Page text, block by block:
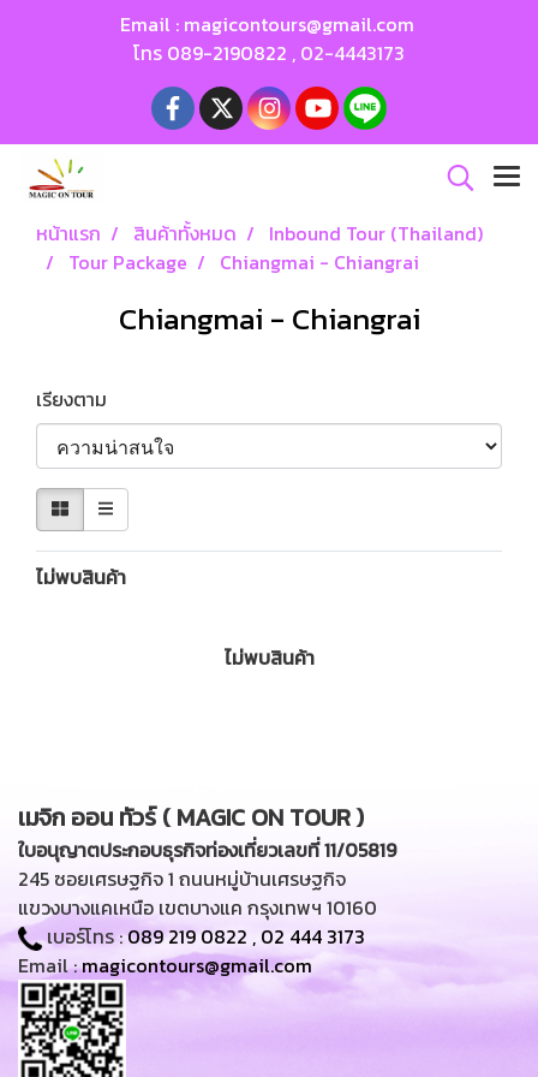
Email : magicontours@gmail.com
โทร 089-2190822 , 02-4443173
หน้าแรก สินค้าทั้งหมด
Inbound Tour (Thailand)
Tour Package
Chiangmai - Chiangrai
Chiangmai - Chiangrai
เรียงตาม
ไม่พบสินค้า
ไม่พบสินค้า
เมจิก ออน ทัวร์ ( MAGIC ON TOUR )
ใบอนุญาตประกอบธุรกิจท่องเที่ยวเลขที่ 11/05819
245 ซอยเศรษฐกิจ 1 ถนนหมู่บ้านเศรษฐกิจ
แขวงบางแคเหนือ เขตบางแค กรุงเทพฯ 10160
เบอร์โทร :089 219 0822 , 02 444 3173
Email :magicontours@gmail.com